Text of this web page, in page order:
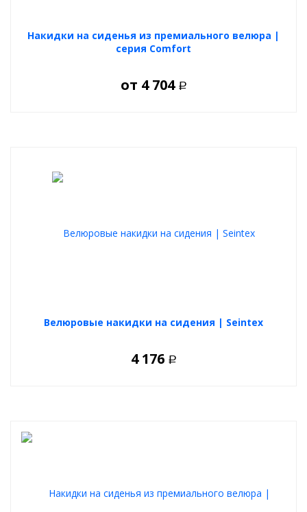
Накидки на сиденья из премиального велюра |
серия Comfort
от 4 704 Р
Велюровые накидки на сидения | Seintex
4 176 Р